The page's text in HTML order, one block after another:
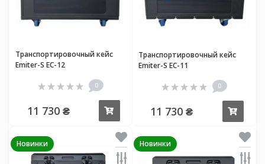
Транспортировочный кейс
Emiter-S EC-12
0
11 730 ₴
Транспортировочный кейс
Emiter-S EC-11
0
11 730 ₴
Новинки Новинки